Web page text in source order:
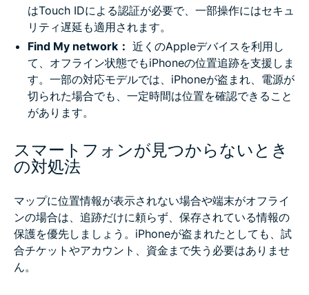
はTouch IDによる認証が必要で、一部操作にはセキュ
リティ遅延も適用されます。
Find My network： 近くのAppleデバイスを利用し
て、オフライン状態でもiPhoneの位置追跡を支援しま
す。一部の対応モデルでは、iPhoneが盗まれ、電源が
切られた場合でも、一定時間は位置を確認できること
があります。
スマートフォンが見つからないとき
の対処法
マップに位置情報が表示されない場合や端末がオフライ
ンの場合は、追跡だけに頼らず、保存されている情報の
保護を優先しましょう。iPhoneが盗まれたとしても、試
合チケットやアカウント、資金まで失う必要はありませ
ん。